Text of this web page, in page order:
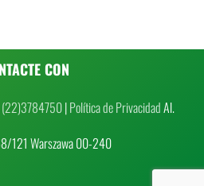
CON
(22)3784750|Política de PrivacidadAl.
121 Warszawa 00-240